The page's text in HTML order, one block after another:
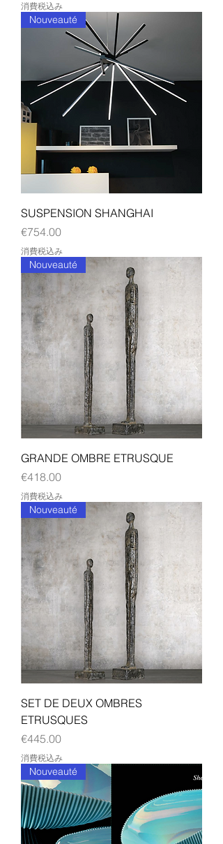
消費税込み
Nouveauté
SUSPENSION SHANGHAI
価格
€754.00
消費税込み
Nouveauté
GRANDE OMBRE ETRUSQUE
価格
€418.00
消費税込み
Nouveauté
SET DE DEUX OMBRES
ETRUSQUES
価格
€445.00
消費税込み
Nouveauté